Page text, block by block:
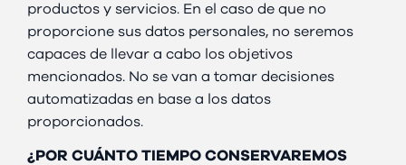
productos y servicios. En el caso de que no
proporcione sus datos personales, no seremos
capaces de llevar a cabo los objetivos
mencionados. No se van a tomar decisiones
automatizadas en base a los datos
proporcionados.
¿POR CUÁNTO TIEMPO CONSERVAREMOS